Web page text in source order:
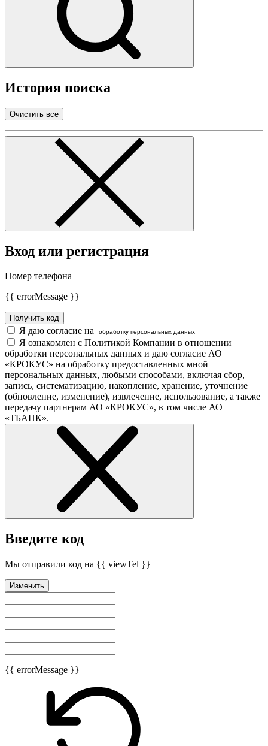
История поиска
Очистить все
Вход или регистрация
Номер телефона
{{ errorMessage }}
Получить код
Я даю согласие на обработку персональных данных
Я ознакомлен с Политикой Компании в отношении
обработки персональных данных и даю согласие АО
«КРОКУС» на обработку предоставленных мной
персональных данных, любыми способами, включая сбор,
запись, систематизацию, накопление, хранение, уточнение
(обновление, изменение), извлечение, использование, а также
передачу партнерам АО «КРОКУС», в том числе АО
«ТБАНК».
Введите код
Мы отправили код на {{ viewTel }}
Изменить
{{ errorMessage }}